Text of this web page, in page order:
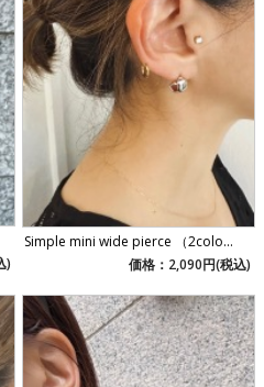
)
Simple mini wide pierce （2colo...
価格：2,090円(税込)